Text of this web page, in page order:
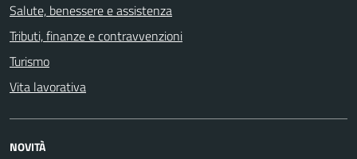
Salute, benessere e assistenza
Tributi, finanze e contravvenzioni
Turismo
Vita lavorativa
NOVITÀ